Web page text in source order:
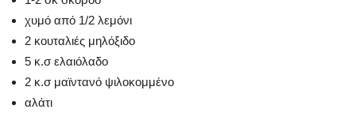
χυμό από 1/2 λεμόνι
2 κουταλιές μηλόξιδο
5 κ.σ ελαιόλαδο
2 κ.σ μαϊντανό ψιλοκομμένο
αλάτι